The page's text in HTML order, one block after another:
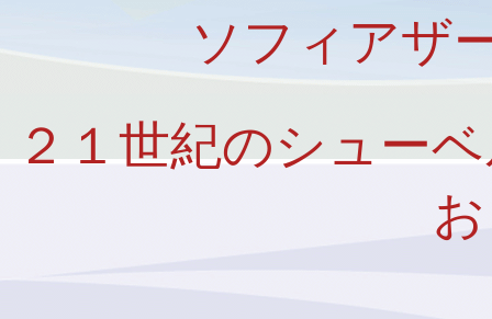
ソフィアザ
２１世紀のシュー